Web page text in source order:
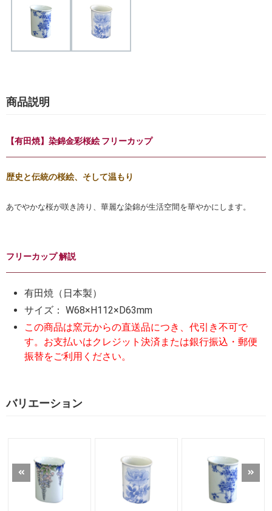
商品説明
【有田焼】染錦金彩桜絵 フリーカップ
歴史と伝統の桜絵、そして温もり
あでやかな桜が咲き誇り、華麗な染錦が生活空間を華やかにします。
フリーカップ 解説
有田焼（日本製）
サイズ： W68×H112×D63mm
この商品は窯元からの直送品につき、代引き不可で
す。お支払いはクレジット決済または銀行振込・郵便
振替をご利用ください。
バリエーション